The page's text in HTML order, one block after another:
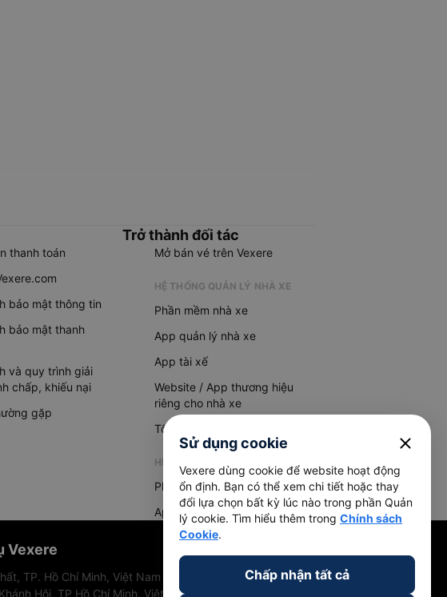
thanh toán
bảo mật thông tin
bảo mật thanh
và quy trình giải
chấp, khiếu nại
gặp
Trở thành đối tác
Mở bán vé trên Vexere
HỆ THỐNG QUẢN LÝ NHÀ XE
Phần mềm nhà xe
App quản lý nhà xe
App tài xế
Website / App thương hiệu
riêng cho nhà xe
Tổng đài AI
HỆ THỐNG QUẢN LÝ HÀNG HOÁ
Phần mềm quản lý hàng hoá
App quản lý hàng hoá
Vexere
TP. Hồ Chí Minh, Việt Nam
Hội, TP Hồ Chí Minh, Việt Nam
Sử dụng cookie close
Vexere dùng cookie để website hoạt động
ổn định. Bạn có thể xem chi tiết hoặc thay
đổi lựa chọn bất kỳ lúc nào trong phần Quản
lý cookie. Tìm hiểu thêm trong Chính sách
Cookie.
Chấp nhận tất cả